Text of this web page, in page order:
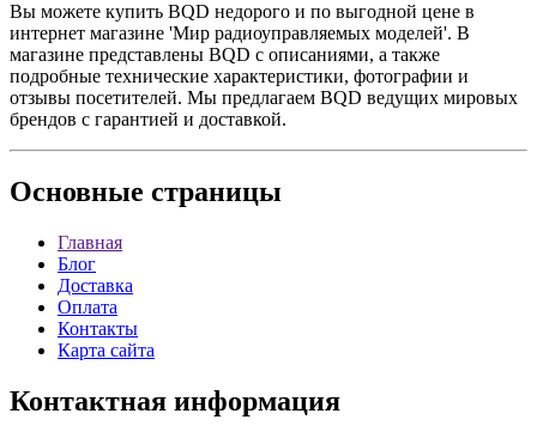
Вы можете купить BQD недорого и по выгодной цене в
интернет магазине 'Мир радиоуправляемых моделей'. В
магазине представлены BQD с описаниями, а также
подробные технические характеристики, фотографии и
отзывы посетителей. Мы предлагаем BQD ведущих мировых
брендов с гарантией и доставкой.
Основные страницы
Главная
Блог
Доставка
Оплата
Контакты
Карта сайта
Контактная информация